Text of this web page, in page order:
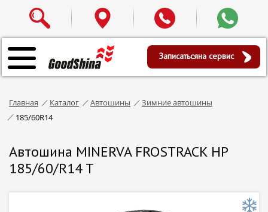
Записатьсяна сервис
Главная Каталог Автошины
Зимние автошины
185/60R14
Автошина MINERVA FROSTRACK HP
185/60/R14 T